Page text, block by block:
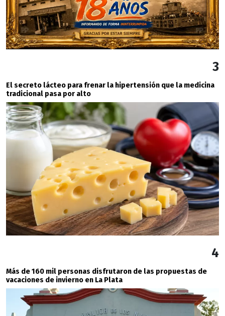
3
El secreto lácteo para frenar la hipertensión que la medicina
tradicional pasa por alto
4
Más de 160 mil personas disfrutaron de las propuestas de
vacaciones de invierno en La Plata